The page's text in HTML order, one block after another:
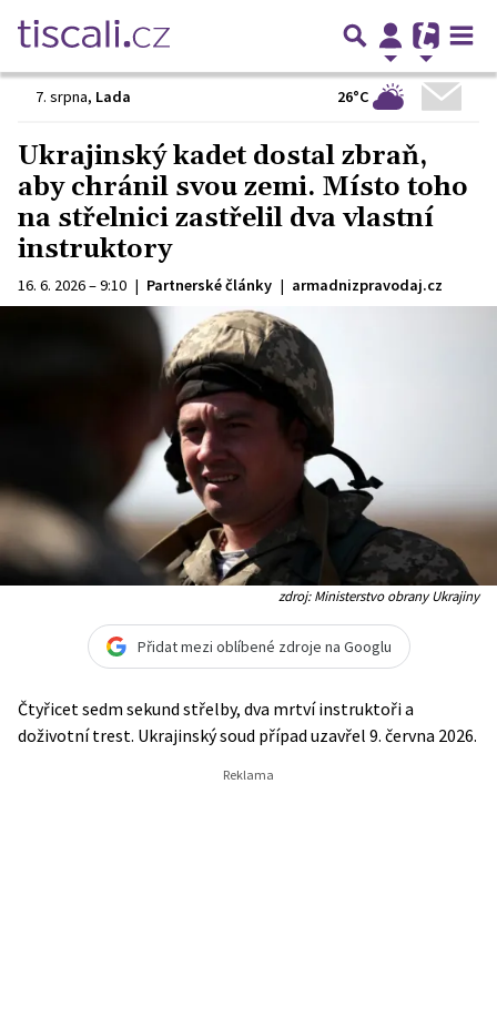
7. srpna, Lada 26°C
Ukrajinský kadet dostal zbraň,
aby chránil svou zemi. Místo toho
na střelnici zastřelil dva vlastní
instruktory
16. 6. 2026 – 9:10 | Partnerské články | armadnizpravodaj.cz
zdroj: Ministerstvo obrany Ukrajiny
Přidat mezi oblíbené zdroje na Googlu
Čtyřicet sedm sekund střelby, dva mrtví instruktoři a
doživotní trest. Ukrajinský soud případ uzavřel 9. června 2026.